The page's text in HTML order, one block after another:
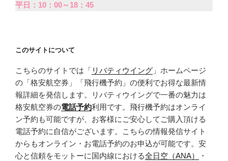
平日：10：00～18：45
このサイトについて
こちらのサイトでは「 リバティウイング 」ホームページ
の「格安航空券」「飛行機予約」の便利でお得な最新情
報詳細を発信します。リバティウイングで一番の魅力は
格安航空券の電話予約利用です。飛行機予約はオンライ
ン予約も可能ですが、お客様にご安心してご購入頂ける
電話予約に自信がございます。こちらの情報発信サイト
からもオンライン・お電話予約のお申込が可能です。安
心と信頼をモットーに国内線における全日空（ANA）
・